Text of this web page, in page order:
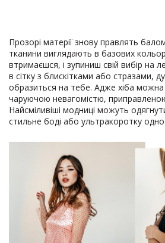
Прозорі матерії знову правлять
тканини виглядають в базових
втримаєшся, і зупиниш свій вибір на
в сітку з блискітками або стразами,
образиться на тебе. Адже хіба можна
чаруючою невагомістю,
Найсміливіші модниці можуть
стильне боді або ультракоротку